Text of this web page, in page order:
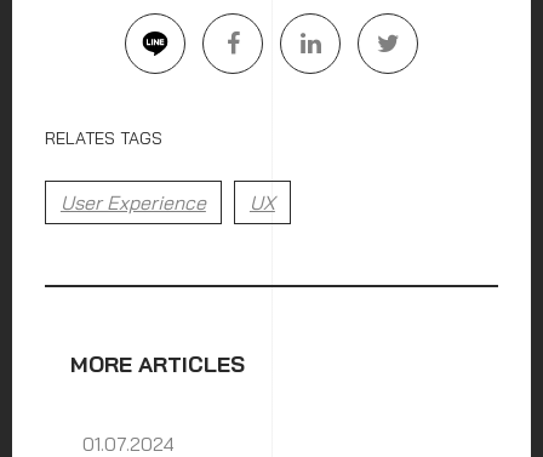
RELATES TAGS
User Experience UX
MORE ARTICLES
01.07.2024